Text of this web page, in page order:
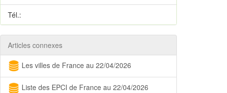
Tél.:
Articles connexes
Les villes de France au 22/04/2026
Liste des EPCI de France au 22/04/2026